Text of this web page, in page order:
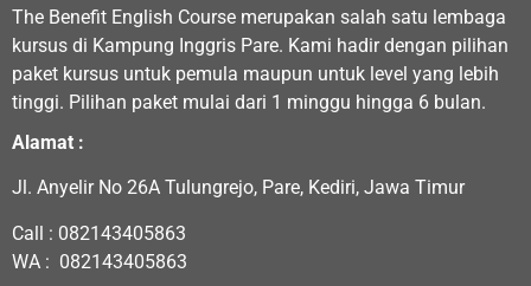
The Benefit English Course merupakan salah satu lembaga
kursus di Kampung Inggris Pare. Kami hadir dengan pilihan
paket kursus untuk pemula maupun untuk level yang lebih
tinggi. Pilihan paket mulai dari 1 minggu hingga 6 bulan.
Alamat :
Jl. Anyelir No 26A Tulungrejo, Pare, Kediri, Jawa Timur
Call : 082143405863
WA : 082143405863